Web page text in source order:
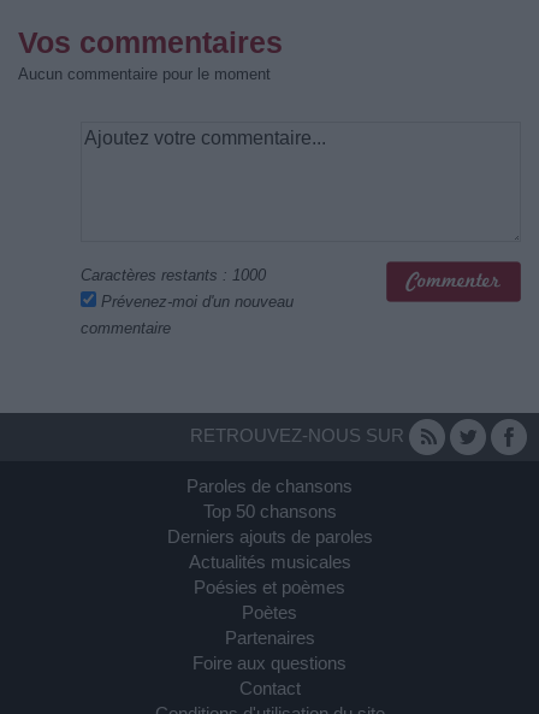
Vos commentaires
Aucun commentaire pour le moment
Caractères restants : 1000
Prévenez-moi d'un nouveau
commentaire
RETROUVEZ-NOUS SUR
Paroles de chansons
Top 50 chansons
Derniers ajouts de paroles
Actualités musicales
Poésies et poèmes
Poètes
Partenaires
Foire aux questions
Contact